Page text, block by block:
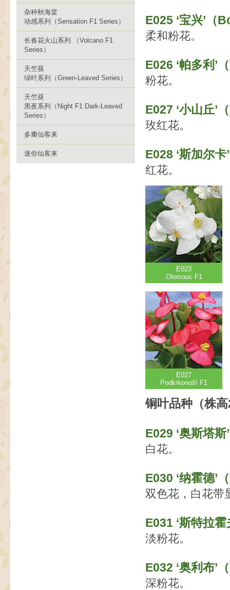
杂种秋海棠
动感系列（Sensation F1 Series）
长春花火山系列 （Volcano F1
Series）
天竺葵
绿叶系列（Green-Leaved Series）
天竺葵
黑夜系列（Night F1 Dark-Leaved
Series）
多瓣仙客来
迷你仙客来
E025 ‘宝兴’（
柔和粉花。
E026 ‘帕多利’
粉花。
E027 ‘小山丘’
玫红花。
E028 ‘斯加尔
红花。
E023
Olomouc F1
E027
Podkrkonoší F1
铜叶品种（株
Е029 ‘奥斯塔
白花。
E030 ‘纳霍德’
双色花，白花带
E031 ‘斯特拉
淡粉花。
E032 ‘奥利布’
深粉花。